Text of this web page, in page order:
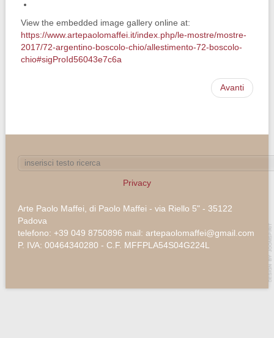
View the embedded image gallery online at:
https://www.artepaolomaffei.it/index.php/le-mostre/mostre-
2017/72-argentino-boscolo-chio/allestimento-72-boscolo-
chio#sigProId56043e7c6a
Avanti
Privacy
Arte Paolo Maffei, di Paolo Maffei - via Riello 5" - 35122
Padova
telefono: +39 049 8750896 mail: artepaolomaffei@gmail.com
P. IVA: 00464340280 - C.F. MFFPLA54S04G224L